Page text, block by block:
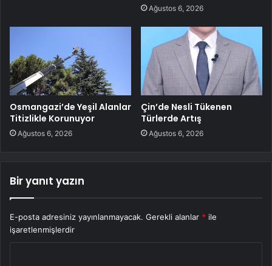
Ağustos 6, 2026
Osmangazi’de Yeşil Alanlar
Titizlikle Korunuyor
Ağustos 6, 2026
Çin’de Nesli Tükenen
Türlerde Artış
Ağustos 6, 2026
Bir yanıt yazın
E-posta adresiniz yayınlanmayacak. Gerekli alanlar * ile
işaretlenmişlerdir